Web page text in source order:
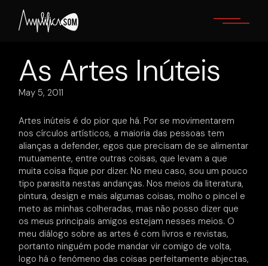
content
As Artes Inúteis
May 5, 2011
Artes inúteis é do pior que há. Por se movimentarem
nos círculos artísticos, a maioria das pessoas tem
alianças a defender, egos que precisam de se alimentar
mutuamente, entre outras coisas, que levam a que
muita coisa fique por dizer. No meu caso, sou um pouco
tipo parasita nestas andanças. Nos meios da literatura,
pintura, design e mais algumas coisas, molho o pincel e
meto as minhas colheradas, mas não posso dizer que
os meus principais amigos estejam nesses meios. O
meu diálogo sobre as artes é com livros e revistas,
portanto ninguém pode mandar vir comigo de volta,
logo há o fenómeno das coisas perfeitamente abjectas,